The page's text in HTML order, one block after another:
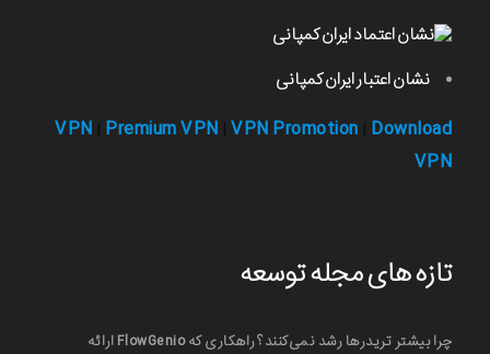
نشان اعتبار ایران کمپانی
VPN Premium VPN VPN Promotion Download
VPN
تازه های مجله توسعه
چرا بیشتر تریدرها رشد نمی‌کنند؟ راهکاری که FlowGenio ارائه